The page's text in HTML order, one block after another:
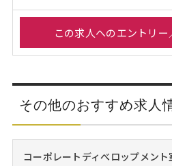
この求人へのエントリ
その他のおすすめ求人
コーポレートディべロップメント